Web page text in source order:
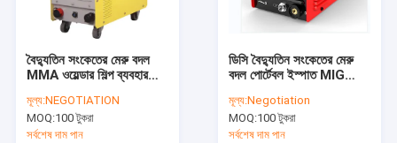
বৈদ্যুতিন সংকেতের মেরু বদল
MMA ওয়েল্ডার শিল্প ব্যবহার
24.5KG পোর্টেবল ওয়েল্ডিং
মেশিন মেশিন ARC500
মূল্য:NEGOTIATION
MOQ:100 টুকরা
সর্বশেষ দাম পান
ডিসি বৈদ্যুতিন সংকেতের মেরু
বদল পোর্টেবল ইস্পাত MIG
ওয়েল্ডিং মেশিন
মূল্য:Negotiation
MOQ:100 টুকরা
সর্বশেষ দাম পান